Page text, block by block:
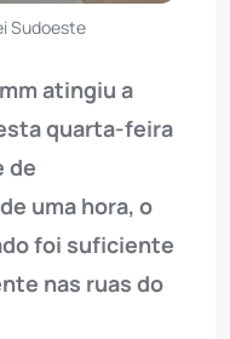
Sudoeste
atingiu a
quarta-feira
de
uma hora, o
foi suficiente
nas ruas do